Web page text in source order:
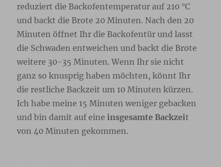
reduziert die Backofentemperatur auf 210 °C
und backt die Brote 20 Minuten. Nach den 20
Minuten öffnet Ihr die Backofentür und lasst
die Schwaden entweichen und backt die Brote
weitere 30-35 Minuten. Wenn Ihr sie nicht
ganz so knusprig haben möchten, könnt Ihr
die restliche Backzeit um 10 Minuten kürzen.
Ich habe meine 15 Minuten weniger gebacken
und bin damit auf eineinsgesamte Backzeit
von 40 Minuten gekommen.